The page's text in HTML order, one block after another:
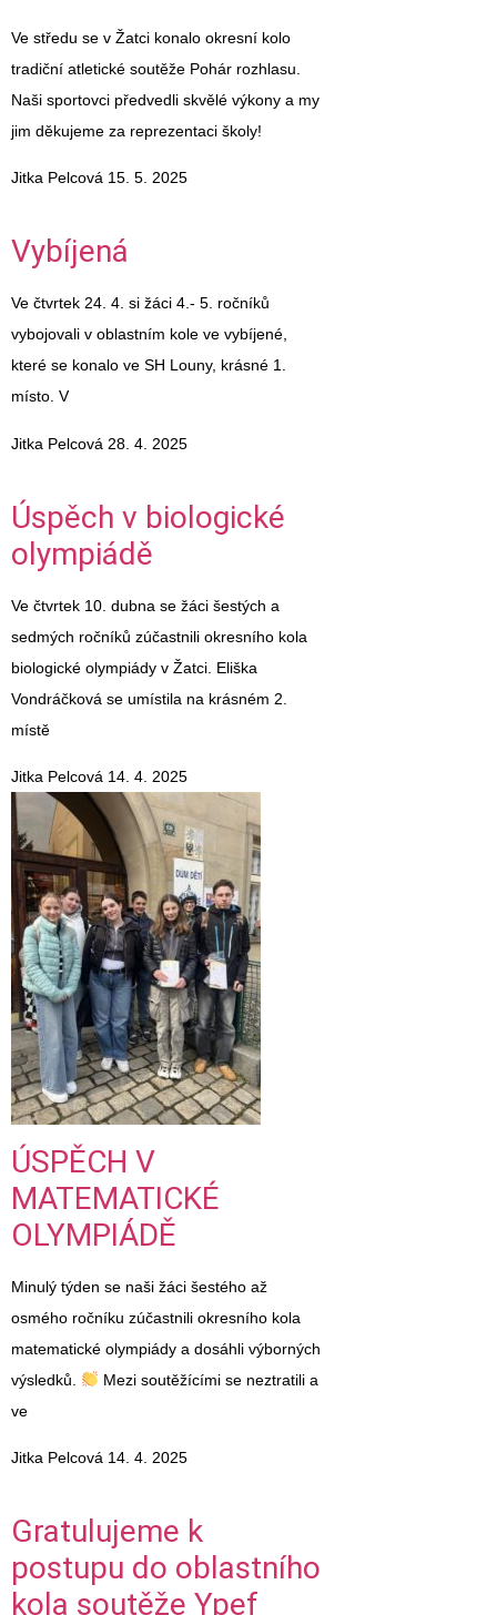
Ve středu se v Žatci konalo okresní kolo
tradiční atletické soutěže Pohár rozhlasu.
Naši sportovci předvedli skvělé výkony a my
jim děkujeme za reprezentaci školy!
Jitka Pelcová 15. 5. 2025
Vybíjená
Ve čtvrtek 24. 4. si žáci 4.- 5. ročníků
vybojovali v oblastním kole ve vybíjené,
které se konalo ve SH Louny, krásné 1.
místo. V
Jitka Pelcová 28. 4. 2025
Úspěch v biologické
olympiádě
Ve čtvrtek 10. dubna se žáci šestých a
sedmých ročníků zúčastnili okresního kola
biologické olympiády v Žatci. Eliška
Vondráčková se umístila na krásném 2.
místě
Jitka Pelcová 14. 4. 2025
ÚSPĚCH V
MATEMATICKÉ
OLYMPIÁDĚ
Minulý týden se naši žáci šestého až
osmého ročníku zúčastnili okresního kola
matematické olympiády a dosáhli výborných
výsledků.
Mezi soutěžícími se neztratili a
ve
Jitka Pelcová 14. 4. 2025
Gratulujeme k
postupu do oblastního
kola soutěže Ypef